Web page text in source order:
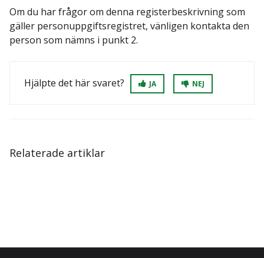
Om du har frågor om denna registerbeskrivning som
gäller personuppgiftsregistret, vänligen kontakta den
person som nämns i punkt 2.
Hjälpte det här svaret? JA NEJ
Relaterade artiklar